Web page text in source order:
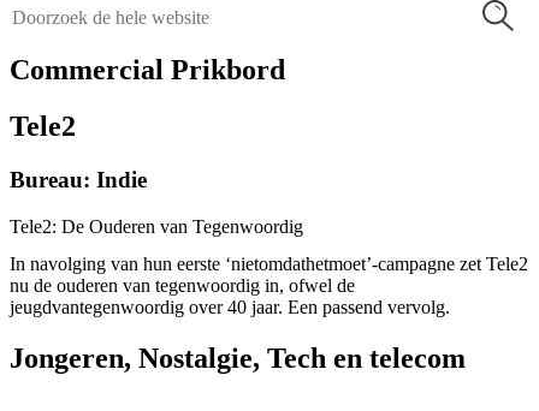
Commercial Prikbord
Tele2
Bureau: Indie
Tele2: De Ouderen van Tegenwoordig
In navolging van hun eerste ‘nietomdathetmoet’-campagne zet Tele2
nu de ouderen van tegenwoordig in, ofwel de
jeugdvantegenwoordig over 40 jaar. Een passend vervolg.
Jongeren, Nostalgie, Tech en telecom